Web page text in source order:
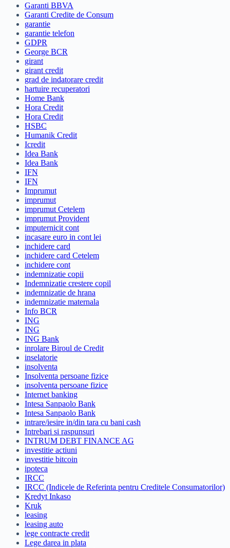
Garanti BBVA
Garanti Credite de Consum
garantie
garantie telefon
GDPR
George BCR
girant
girant credit
grad de indatorare credit
hartuire recuperatori
Home Bank
Hora Credit
Hora Credit
HSBC
Humanik Credit
Icredit
Idea Bank
Idea Bank
IFN
IFN
Imprumut
imprumut
imprumut Cetelem
imprumut Provident
imputernicit cont
incasare euro in cont lei
inchidere card
inchidere card Cetelem
inchidere cont
indemnizatie copii
Indemnizatie crestere copil
indemnizatie de hrana
indemnizatie maternala
Info BCR
ING
ING
ING Bank
inrolare Biroul de Credit
inselatorie
insolventa
Insolventa persoane fizice
insolventa persoane fizice
Internet banking
Intesa Sanpaolo Bank
Intesa Sanpaolo Bank
intrare/iesire in/din tara cu bani cash
Intrebari si raspunsuri
INTRUM DEBT FINANCE AG
investitie actiuni
investitie bitcoin
ipoteca
IRCC
IRCC (Indicele de Referinta pentru Creditele Consumatorilor)
Kredyt Inkaso
Kruk
leasing
leasing auto
lege contracte credit
Lege darea in plata